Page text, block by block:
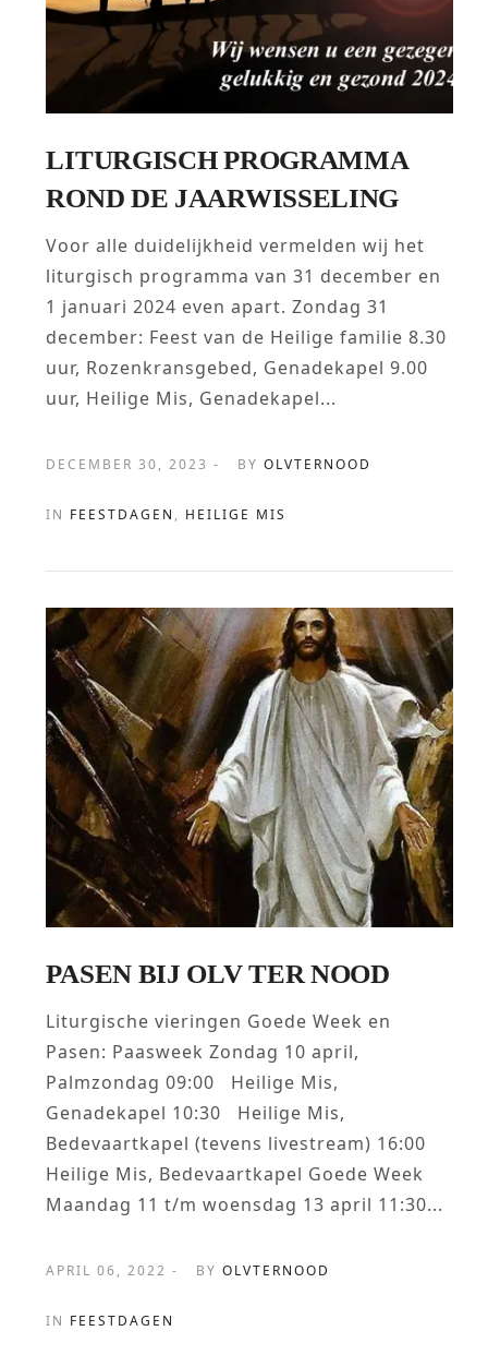
LITURGISCH PROGRAMMA
ROND DE JAARWISSELING
Voor alle duidelijkheid vermelden wij het
liturgisch programma van 31 december en
1 januari 2024 even apart. Zondag 31
december: Feest van de Heilige familie 8.30
uur, Rozenkransgebed, Genadekapel 9.00
uur, Heilige Mis, Genadekapel...
DECEMBER 30, 2023 - BYOLVTERNOOD
IN FEESTDAGEN , HEILIGE MIS
PASEN BIJ OLV TER NOOD
Liturgische vieringen Goede Week en
Pasen: Paasweek Zondag 10 april,
Palmzondag 09:00 Heilige Mis,
Genadekapel 10:30 Heilige Mis,
Bedevaartkapel (tevens livestream) 16:00
Heilige Mis, Bedevaartkapel Goede Week
Maandag 11 t/m woensdag 13 april 11:30...
APRIL 06, 2022 - BYOLVTERNOOD
IN FEESTDAGEN